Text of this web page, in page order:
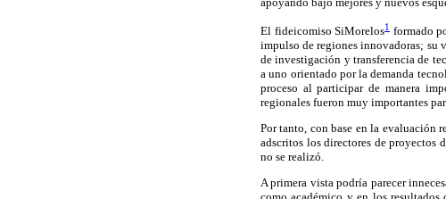
El fideicomiso SiMorelos1 formado
impulso de regiones innovadoras; su
de investigación y transferencia de
a uno orientado por la demanda
proceso al participar de manera
regionales fueron muy importantes
Por tanto, con base en la evaluación
adscritos los directores de proyectos
no se realizó.
A primera vista podría parecer